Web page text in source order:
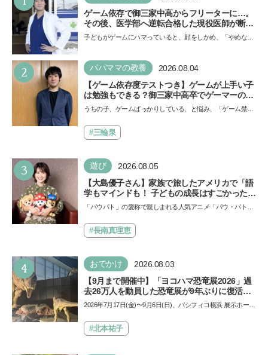
ゲーム依存で御三家中高からフリーターに…。
その後、医学部へ逆転合格した現役医師が断言
「ゲームの経験が受験勉強に役立った」そう考
子どもがゲームにハマっていると、顔をしかめ、「やめなさ
い…
2 パパママの教養 2026.08.04
【ゲーム依存度テストつき】ゲームが上手い子
は勉強もできる？御三家中高卒でゲーマーの医
師・阿部智史さんが教えるゲームしながら受験
うちの子、ゲームばっかりしている、と悩み、「ゲーム禁
も…
#三輪泉
3 遊び 2026.08.05
【大島優子さん】家族で旅したアメリカで「語
学もマインドも！ 子どもの成長はすごかった」
声優をつとめた映画『パウ・パトロール ザ・ダ
できると子どもに知ってほしい
「パウパト」の愛称で親しまれる人気アニメ「パウ・パトロ
ザ…
#長南真理恵
4 おでかけ 2026.08.03
【9月まで開催中】「ヨコハマ恐竜展2026」過
去26万人を動員した恐竜展が9年ぶりに復活！
夏休みのおでかけで楽しむポイントを完全ガイ
2026年7月17日(金)〜9月6日(日)、パシフィコ横浜 展示ホール
催…
#北本祐子